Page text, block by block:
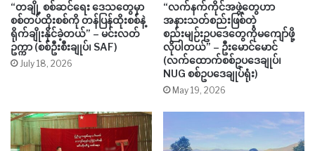
“တချို့ စစ်ဆင်ရေး ဒေသတွေမှာ
စစ်တပ်ထိုးစစ်ကို တန်ပြန်ထိုးစစ်နဲ့
ရိုက်ချိုးနိုင်ခဲ့တယ်” – မင်းလတ်
ဥက္ကာ (စစ်ဦးစီးချုပ်၊ SAF)
July 18, 2026
“လက်နက်ကိုင်အဖွဲ့တွေဟာ
အနားသတ်စည်းဖြစ်တဲ့
စည်းမျဉ်းဥပဒေတွေကိုမကျော်ဖို့
လိုပါတယ်” – ဦးမောင်မောင်
(လက်ထောက်စစ်ဥပဒေချုပ်၊
NUG စစ်ဥပဒေချုပ်ရုံး)
May 19, 2026